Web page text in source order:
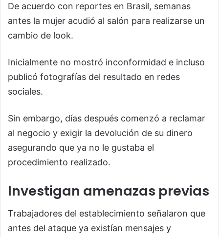
De acuerdo con reportes en Brasil, semanas
antes la mujer acudió al salón para realizarse un
cambio de look.
Inicialmente no mostró inconformidad e incluso
publicó fotografías del resultado en redes
sociales.
Sin embargo, días después comenzó a reclamar
al negocio y exigir la devolución de su dinero
asegurando que ya no le gustaba el
procedimiento realizado.
Investigan amenazas previas
Trabajadores del establecimiento señalaron que
antes del ataque ya existían mensajes y